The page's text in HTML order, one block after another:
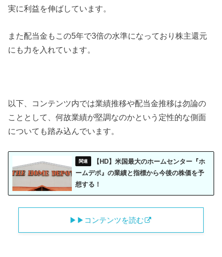
実に利益を伸ばしています。
また配当金もこの5年で3倍の水準になっており株主還元
にも力を入れています。
以下、コンテンツ内では業績推移や配当金推移は勿論の
こととして、何故業績が堅調なのかという定性的な側面
についても踏み込んでいます。
【HD】米国最大のホームセンター『ホ
ームデポ』の業績と指標から今後の株価を予
想する！
▶︎▶︎コンテンツを読む